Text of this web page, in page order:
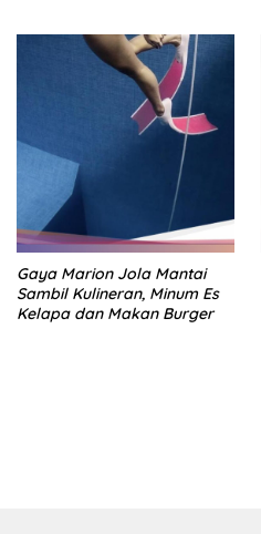
Gaya Marion Jola Mantai
Sambil Kulineran, Minum Es
Kelapa dan Makan Burger